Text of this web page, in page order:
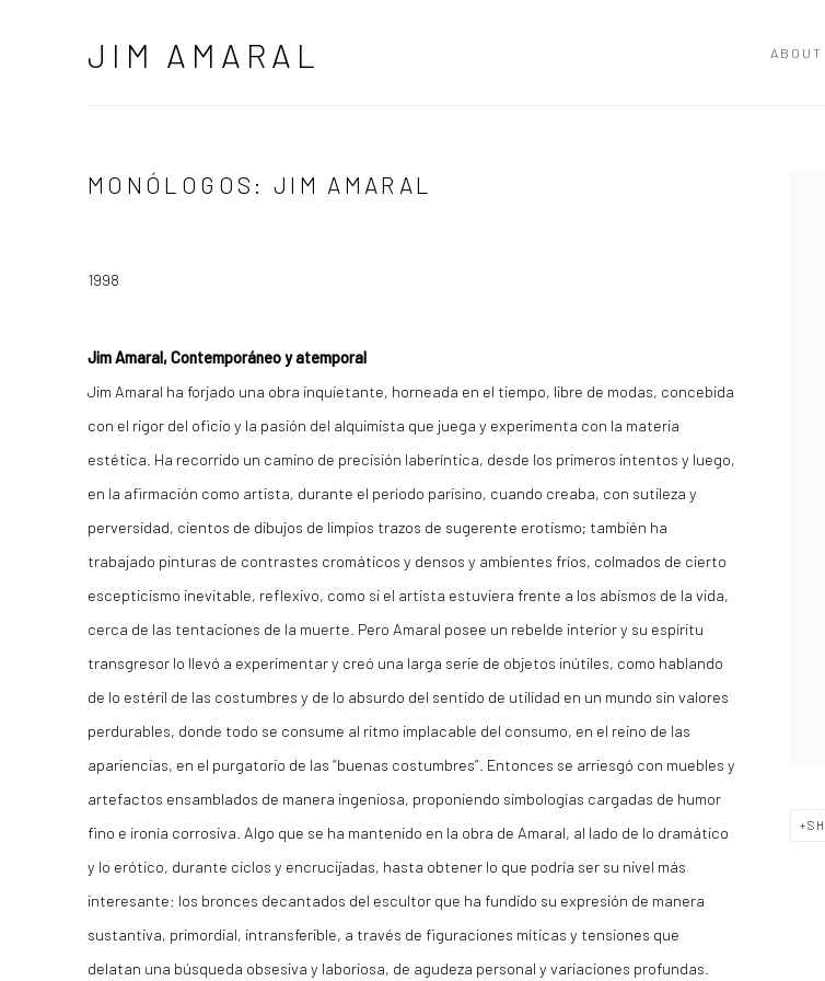
JIM AMARAL ABOUT
MONÓLOGOS: JIM AMARAL
1998
Jim Amaral, Contemporáneo y atemporal
Jim Amaral ha forjado una obra inquietante, horneada en el tiempo, libre de modas, concebida
con el rigor del oficio y la pasión del alquimista que juega y experimenta con la materia
estética. Ha recorrido un camino de precisión laberíntica, desde los primeros intentos y luego,
en la afirmación como artista, durante el período parisino, cuando creaba, con sutileza y
perversidad, cientos de dibujos de limpios trazos de sugerente erotismo; también ha
trabajado pinturas de contrastes cromáticos y densos y ambientes fríos, colmados de cierto
escepticismo inevitable, reflexivo, como si el artista estuviera frente a los abismos de la vida,
cerca de las tentaciones de la muerte. Pero Amaral posee un rebelde interior y su espíritu
transgresor lo llevó a experimentar y creó una larga serie de objetos inútiles, como hablando
de lo estéril de las costumbres y de lo absurdo del sentido de utilidad en un mundo sin valores
perdurables, donde todo se consume al ritmo implacable del consumo, en el reino de las
apariencias, en el purgatorio de las “buenas costumbres”. Entonces se arriesgó con muebles y
artefactos ensamblados de manera ingeniosa, proponiendo simbologías cargadas de humor
fino e ironía corrosiva. Algo que se ha mantenido en la obra de Amaral, al lado de lo dramático
y lo erótico, durante ciclos y encrucijadas, hasta obtener lo que podría ser su nivel más
interesante: los bronces decantados del escultor que ha fundido su expresión de manera
sustantiva, primordial, intransferible, a través de figuraciones míticas y tensiones que
delatan una búsqueda obsesiva y laboriosa, de agudeza personal y variaciones profundas.